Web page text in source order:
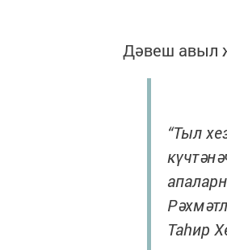
Дәвеш авыл
“Тыл
Таһир